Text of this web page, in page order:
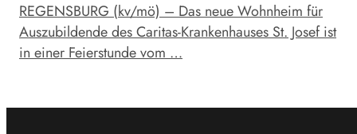
REGENSBURG (kv/mö) – Das neue Wohnheim für
Auszubildende des Caritas-Krankenhauses St. Josef ist
in einer Feierstunde vom …